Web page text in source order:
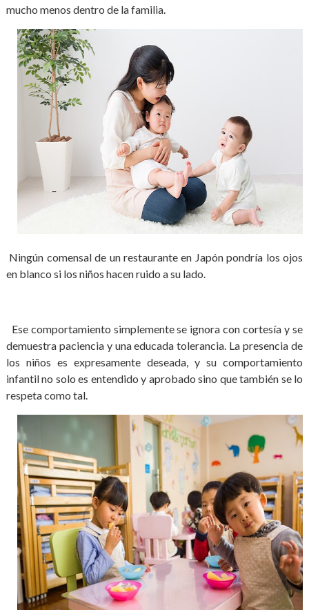
mucho menos dentro de la familia.
Ningún comensal de un restaurante en Japón pondría los ojos
en blanco si los niños hacen ruido a su lado.
Ese comportamiento simplemente se ignora con cortesía y se
demuestra paciencia y una educada tolerancia. La presencia de
los niños es expresamente deseada, y su comportamiento
infantil no solo es entendido y aprobado sino que también se lo
respeta como tal.